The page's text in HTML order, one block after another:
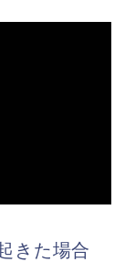
きた場合